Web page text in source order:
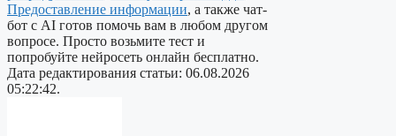
Предоставление информации, а также чат-
бот с AI готов помочь вам в любом другом
вопросе. Просто возьмите тест и
попробуйте нейросеть онлайн бесплатно.
Дата редактирования статьи: 06.08.2026
05:22:42.